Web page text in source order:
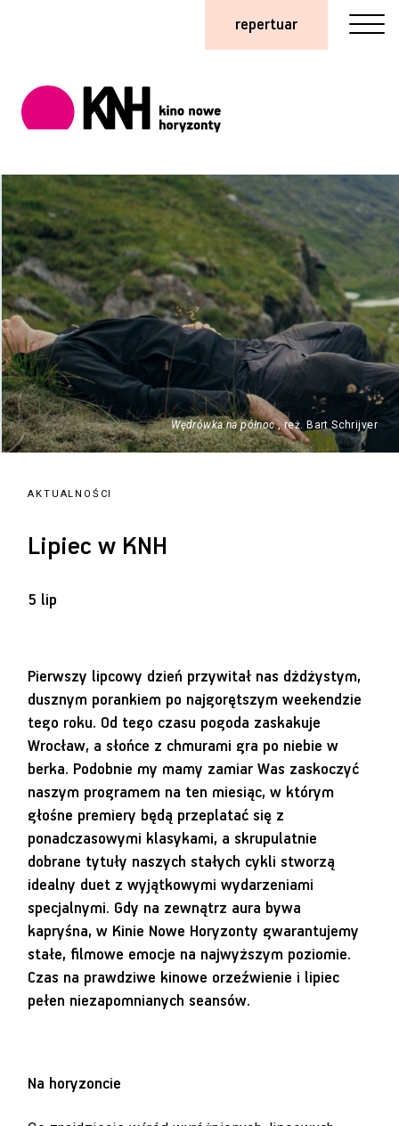
repertuar
Wędrówka na północ, reż. Bart Schrijver
AKTUALNOŚCI
Lipiec w KNH
5 lip
Pierwszy lipcowy dzień przywitał nas dżdżystym,
dusznym porankiem po najgorętszym weekendzie
tego roku. Od tego czasu pogoda zaskakuje
Wrocław, a słońce z chmurami gra po niebie w
berka. Podobnie my mamy zamiar Was zaskoczyć
naszym programem na ten miesiąc, w którym
głośne premiery będą przeplatać się z
ponadczasowymi klasykami, a skrupulatnie
dobrane tytuły naszych stałych cykli stworzą
idealny duet z wyjątkowymi wydarzeniami
specjalnymi. Gdy na zewnątrz aura bywa
kapryśna, w Kinie Nowe Horyzonty gwarantujemy
stałe, filmowe emocje na najwyższym poziomie.
Czas na prawdziwe kinowe orzeźwienie i lipiec
pełen niezapomnianych seansów.
Na horyzoncie